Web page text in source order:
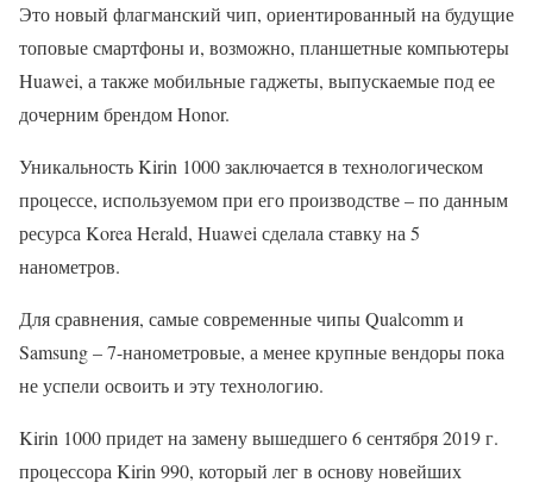
Это новый флагманский чип, ориентированный на будущие
топовые смартфоны и, возможно, планшетные компьютеры
Huawei, а также мобильные гаджеты, выпускаемые под ее
дочерним брендом Honor.
Уникальность Kirin 1000 заключается в технологическом
процессе, используемом при его производстве – по данным
ресурса Korea Herald, Huawei сделала ставку на 5
нанометров.
Для сравнения, самые современные чипы Qualcomm и
Samsung – 7-нанометровые, а менее крупные вендоры пока
не успели освоить и эту технологию.
Kirin 1000 придет на замену вышедшего 6 сентября 2019 г.
процессора Kirin 990, который лег в основу новейших